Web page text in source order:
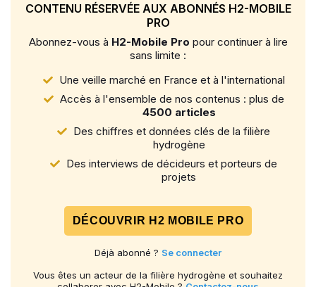
CONTENU RÉSERVÉE AUX ABONNÉS H2-MOBILE
PRO
Abonnez-vous à H2-Mobile Pro pour continuer à lire
sans limite :
Une veille marché en France et à l'international
Accès à l'ensemble de nos contenus : plus de
4500 articles
Des chiffres et données clés de la filière
hydrogène
Des interviews de décideurs et porteurs de
projets
DÉCOUVRIR H2 MOBILE PRO
Déjà abonné ? Se connecter
Vous êtes un acteur de la filière hydrogène et souhaitez